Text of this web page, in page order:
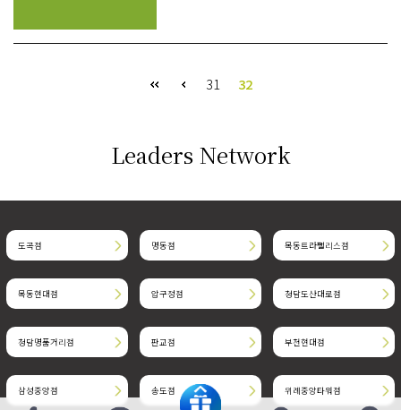
31 32
Leaders Network
도곡점 명동점 목동트라팰리스점
목동현대점 압구정점 청담도산대로점
청담명품거리점 판교점 부천현대점
삼성중앙점 송도점 위례중앙타워점